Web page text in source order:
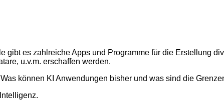
es zahlreiche Apps und Programme für die Erstellung
u.v.m. erschaffen werden.
können KI Anwendungen bisher und was sind die